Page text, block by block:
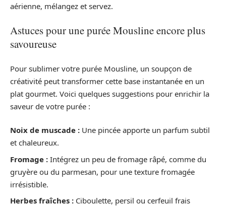
aérienne, mélangez et servez.
Astuces pour une purée Mousline encore plus
savoureuse
Pour sublimer votre purée Mousline, un soupçon de
créativité peut transformer cette base instantanée en un
plat gourmet. Voici quelques suggestions pour enrichir la
saveur de votre purée :
Noix de muscade : Une pincée apporte un parfum subtil
et chaleureux.
Fromage : Intégrez un peu de fromage râpé, comme du
gruyère ou du parmesan, pour une texture fromagée
irrésistible.
Herbes fraîches : Ciboulette, persil ou cerfeuil frais